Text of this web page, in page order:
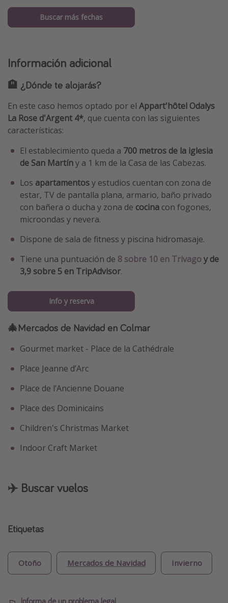
Buscar más fechas
Información adicional
🏨 ¿Dónde te alojarás?
En este caso hemos optado por el Appart'hôtel Odalys
La Rose d'Argent 4*, que cuenta con las siguientes
características:
El establecimiento queda a 700 metros de la iglesia
de San Martíny a 1 km de la Casa de las Cabezas.
Los apartamentosy estudios cuentan con zona de
estar, TV de pantalla plana, armario, baño privado
con bañera o ducha y zona de cocina con fogones,
microondas y nevera.
Dispone de sala de fitness y piscina hidromasaje.
Tiene una puntuación de 8 sobre 10 en Trivagoy de
3,9 sobre 5 en TripAdvisor.
Info y reserva
🎄Mercados de Navidad en Colmar
Gourmet market - Place de la Cathédrale
Place Jeanne d’Arc
Place de l’Ancienne Douane
Place des Dominicains
Children's Christmas Market
Indoor Craft Market
✈️ Buscar vuelos
Etiquetas
Otoño Mercados de Navidad Invierno
Informa de un problema legal